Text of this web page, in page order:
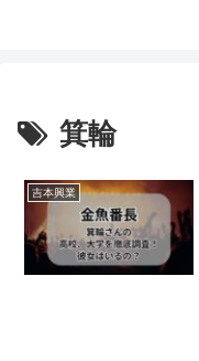
箕輪
吉本興業